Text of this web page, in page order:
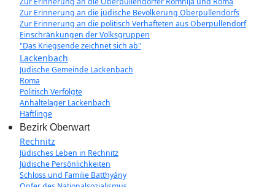
Zur Erinnerung an die jüdische Bevölkerung Oberpullendorfs
Zur Erinnerung an die politisch Verhafteten aus Oberpullendorf
Einschränkungen der Volksgruppen
"Das Kriegsende zeichnet sich ab"
Lackenbach
Jüdische Gemeinde Lackenbach
Roma
Politisch Verfolgte
Anhaltelager Lackenbach
Häftlinge
Bezirk Oberwart
Rechnitz
Jüdisches Leben in Rechnitz
Jüdische Persönlichkeiten
Schloss und Familie Batthyány